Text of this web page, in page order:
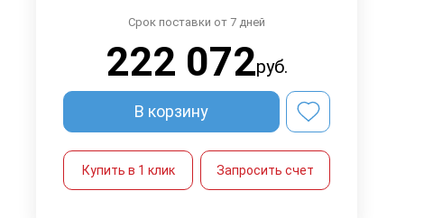
Срок поставки от 7 дней
222 072руб.
В корзину
Купить в 1 клик Запросить счет